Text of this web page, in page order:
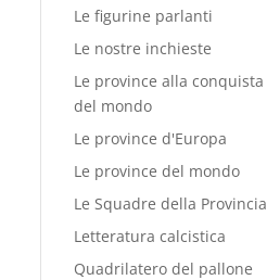
Le figurine parlanti
Le nostre inchieste
Le province alla conquista
del mondo
Le province d'Europa
Le province del mondo
Le Squadre della Provincia
Letteratura calcistica
Quadrilatero del pallone